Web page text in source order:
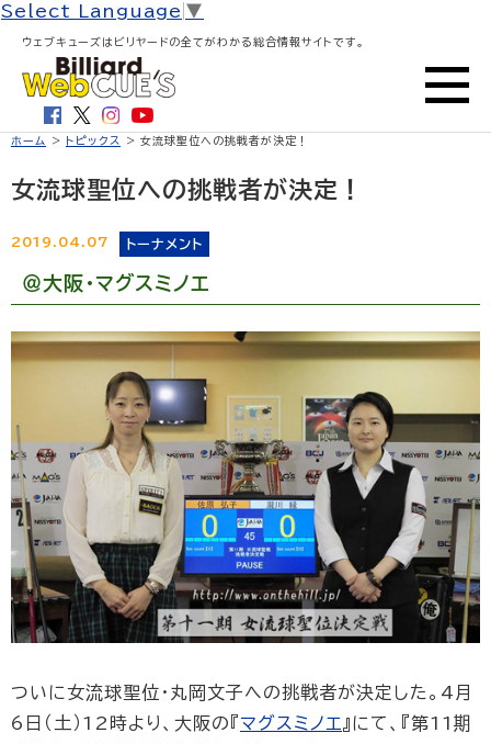
Select Language ▼
ウェブキューズはビリヤードの全てがわかる総合情報サイトです。
ホーム > トピックス > 女流球聖位への挑戦者が決定！
女流球聖位への挑戦者が決定！
2019.04.07 トーナメント
＠大阪・マグスミノエ
ついに女流球聖位・丸岡文子への挑戦者が決定した。4月
6日（土）12時より、大阪の『マグスミノエ 』にて、『第11期